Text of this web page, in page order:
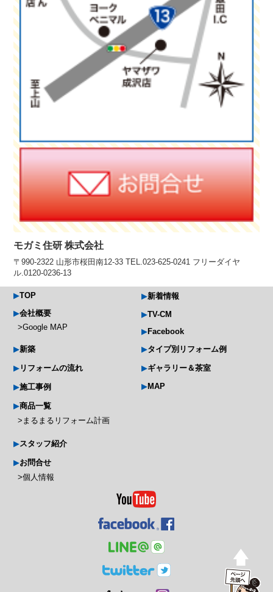
モガミ住研 株式会社
〒990-2322 山形市桜田南12-33 TEL.023-625-0241 フリーダイヤ
ル.0120-0236-13
TOP
会社概要
Google MAP
新築
リフォームの流れ
施工事例
商品一覧
まるまるリフォーム計画
スタッフ紹介
お問合せ
個人情報
新着情報
TV-CM
Facebook
タイプ別リフォーム例
ギャラリー＆茶室
MAP